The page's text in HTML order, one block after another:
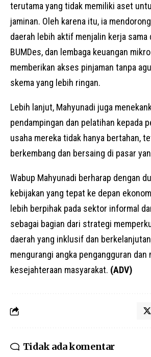
terutama yang tidak memiliki aset
jaminan. Oleh karena itu, ia
daerah lebih aktif menjalin kerja sama
BUMDes, dan lembaga keuangan
memberikan akses pinjaman tanpa
skema yang lebih ringan.
Lebih lanjut, Mahyunadi juga
pendampingan dan pelatihan kepada
usaha mereka tidak hanya bertahan,
berkembang dan bersaing di pasar
Wabup Mahyunadi berharap dengan
kebijakan yang tepat ke depan
lebih berpihak pada sektor informal
sebagai bagian dari strategi
daerah yang inklusif dan
mengurangi angka pengangguran dan
kesejahteraan masyarakat. (ADV)
Tidak ada komentar